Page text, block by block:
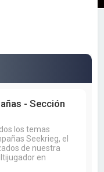
a
- Sección
los temas
Seekrieg, el
de nuestra
en